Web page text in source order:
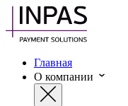
Главная
О компании